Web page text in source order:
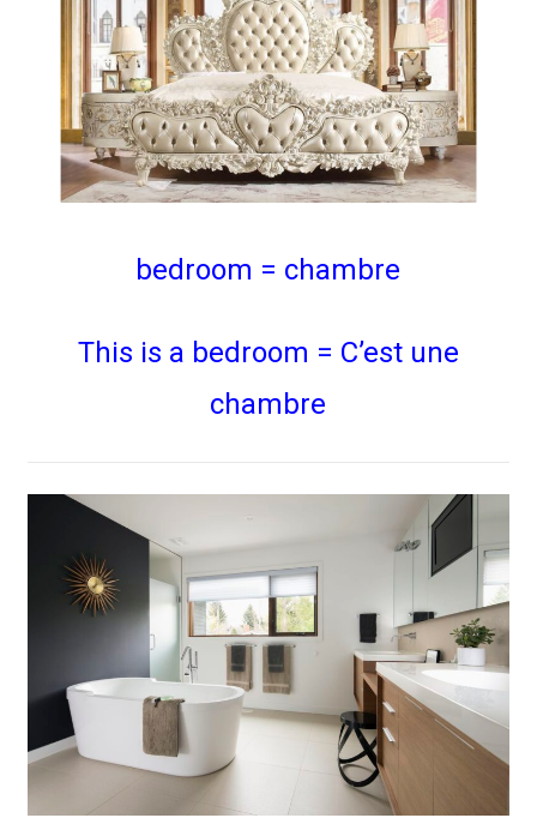
bedroom = chambre
This is a bedroom = C’est une
chambre